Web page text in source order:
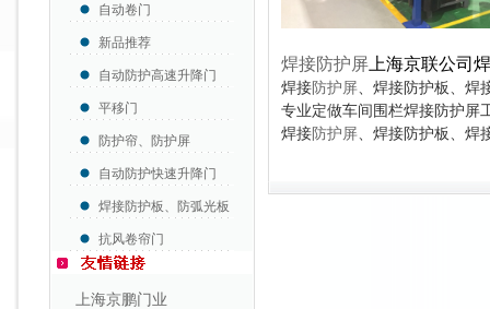
自动卷门
新品推荐
自动防护高速升降门
平移门
防护帘、防护屏
自动防护快速升降门
焊接防护板、防弧光板
抗风卷帘门
上海京鹏门业
焊接防护屏 上海京联公司
焊接防护屏、焊接防护板、焊
专业定做车间围栏焊接防护屏
焊接防护屏、焊接防护板、焊